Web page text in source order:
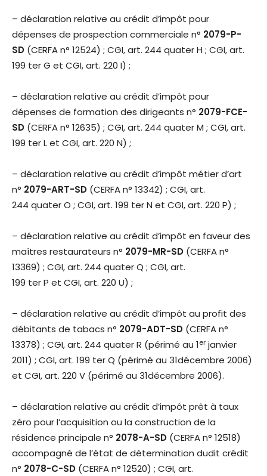
– déclaration relative au crédit d’impôt pour
dépenses de prospection commerciale n° 2079-P-
SD (CERFA n° 12524) ; CGI, art. 244 quater H ; CGI, art.
199 ter G et CGI, art. 220 I) ;
– déclaration relative au crédit d’impôt pour
dépenses de formation des dirigeants n° 2079-FCE-
SD (CERFA n° 12635) ; CGI, art. 244 quater M ; CGI, art.
199 ter L et CGI, art. 220 N) ;
– déclaration relative au crédit d’impôt métier d’art
n° 2079-ART-SD (CERFA n° 13342) ; CGI, art.
244 quater O ; CGI, art. 199 ter N et CGI, art. 220 P) ;
– déclaration relative au crédit d’impôt en faveur des
maîtres restaurateurs n° 2079-MR-SD (CERFA n°
13369) ; CGI, art. 244 quater Q ; CGI, art.
199 ter P et CGI, art. 220 U) ;
– déclaration relative au crédit d’impôt au profit des
débitants de tabacs n° 2079-ADT-SD (CERFA n°
13378) ; CGI, art. 244 quater R (périmé au 1er janvier
2011) ; CGI, art. 199 ter Q (périmé au 31décembre 2006)
et CGI, art. 220 V (périmé au 31décembre 2006).
– déclaration relative au crédit d’impôt prêt à taux
zéro pour l’acquisition ou la construction de la
résidence principale n° 2078-A-SD (CERFA n° 12518)
accompagné de l’état de détermination dudit crédit
n° 2078-C-SD (CERFA n° 12520) ; CGI, art.